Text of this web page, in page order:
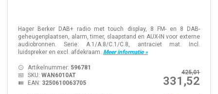
Hager Berker DAB+ radio met touch display, 8 FM- en 8 DAB-
geheugenplaatsen, alarm, timer, slaapstand en AUX-IN voor externe
audiobronnen. Serie: A.1/A.8/C.1/C.8, antraciet mat. Incl.
luidspreker en excl. afdekraam. Meer informatie »
425,01
331,52
Artikelnummer: 596781
SKU: WAN6010AT
EAN: 3250610063705